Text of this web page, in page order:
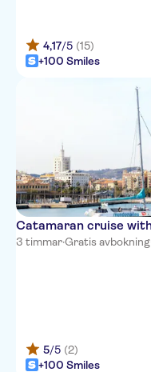
4,17/5 (15)
+100 Smiles
Catamaran cruise
3 timmar·Gratis avbokning
5/5 (2)
+100 Smiles